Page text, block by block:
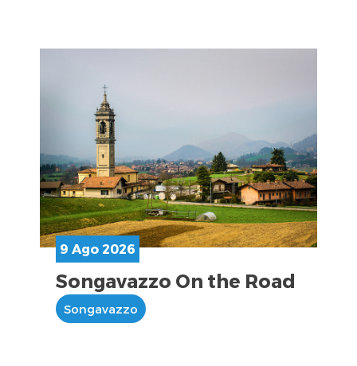
9 Ago 2026
Songavazzo On the Road
Songavazzo